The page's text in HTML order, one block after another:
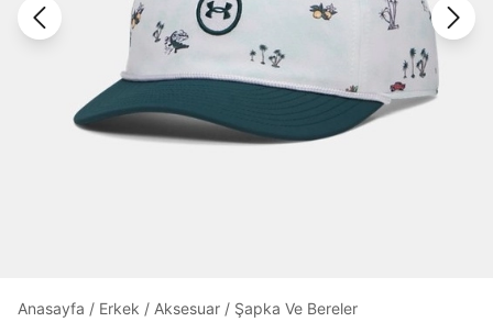
Giriş Yap
Under Armour'da yeni misiniz?Kayıt Ol
Üye Olmadan Devam Et
Anasayfa / Erkek / Aksesuar / Şapka Ve Bereler
Zaten hesabın var mı? Giriş yap
Giriş Yap Kayıt Ol